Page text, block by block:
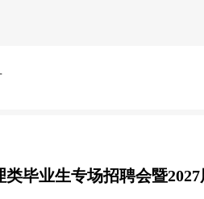
类毕业生专场招聘会暨